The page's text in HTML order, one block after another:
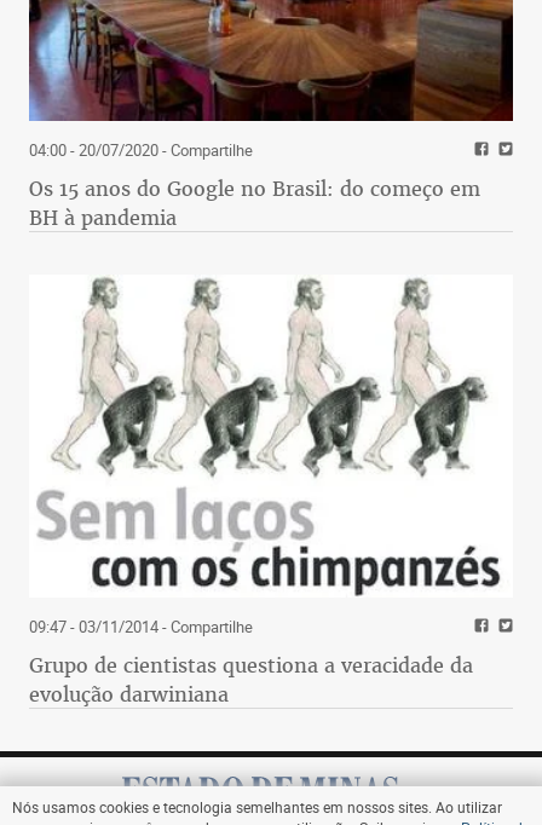
04:00 - 20/07/2020- Compartilhe
Os 15 anos do Google no Brasil: do começo em
BH à pandemia
09:47 - 03/11/2014- Compartilhe
Grupo de cientistas questiona a veracidade da
evolução darwiniana
Nós usamos cookies e tecnologia semelhantes em nossos sites. Ao utilizar